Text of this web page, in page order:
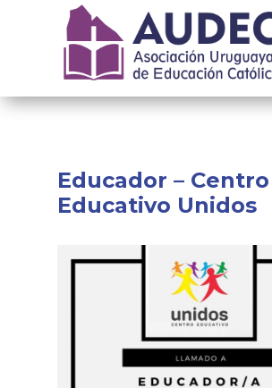
Institucional
Recursos
Educador – Centro
Educativo Unidos